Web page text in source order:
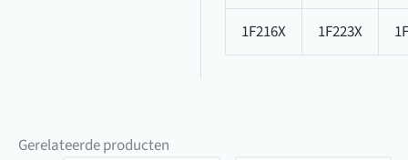
1F216X 1F223X
Gerelateerde producten